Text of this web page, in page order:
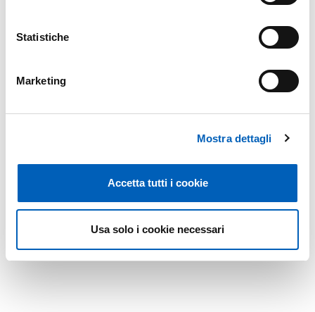
Statistiche
Marketing
Mostra dettagli
Accetta tutti i cookie
Usa solo i cookie necessari